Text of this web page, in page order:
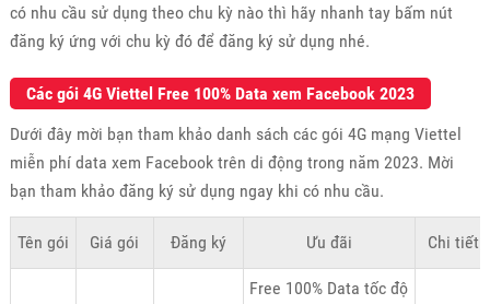
có nhu cầu sử dụng theo chu kỳ nào thì hãy nhanh tay bấm nút
đăng ký ứng với chu kỳ đó để đăng ký sử dụng nhé.
Các gói 4G Viettel Free 100% Data xem Facebook 2023
Dưới đây mời bạn tham khảo danh sách các gói 4G mạng Viettel
miễn phí data xem Facebook trên di động trong năm 2023. Mời
bạn tham khảo đăng ký sử dụng ngay khi có nhu cầu.
Tên gói Giá gói Đăng ký Ưu đãi Chi tiết
Free 100% Data tốc độ